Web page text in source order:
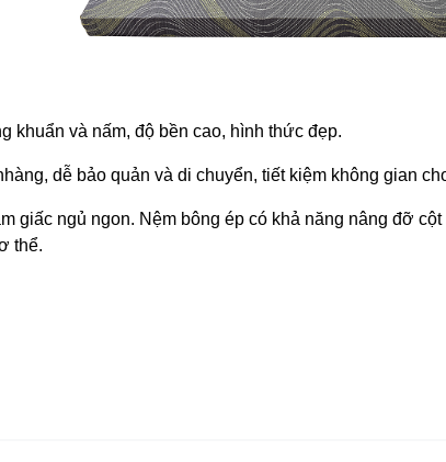
khuẩn và nấm, độ bền cao, hình thức đẹp.
dễ bảo quản và di chuyển, tiết kiệm không gian
giấc ngủ ngon. Nệm bông ép có khả năng nâng đỡ
thể.